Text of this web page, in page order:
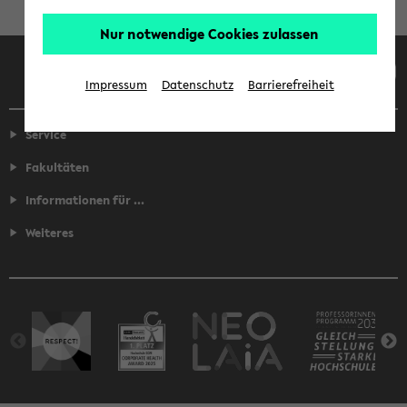
Facebook Instagram LinkedIn TikTok
Service
Fakultäten
Informationen für ...
Weiteres
Nur notwendige Cookies zulassen
Impressum Datenschutz Barrierefreiheit